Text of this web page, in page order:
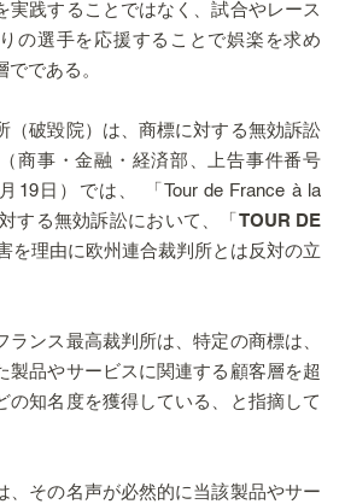
実践することではなく、試合やレース
の選手を応援することで娯楽を求め
である。
（破毀院）は、商標に対する無効訴訟
商事・金融・経済部、上告事件番号
19日）では、 「Tour de France à la
する無効訴訟において、「 TOUR DE
を理由に欧州連合裁判所とは反対の立
ランス最高裁判所は、特定の商標は、
製品やサービスに関連する顧客層を超
の知名度を獲得している、と指摘して
、その名声が必然的に当該製品やサー